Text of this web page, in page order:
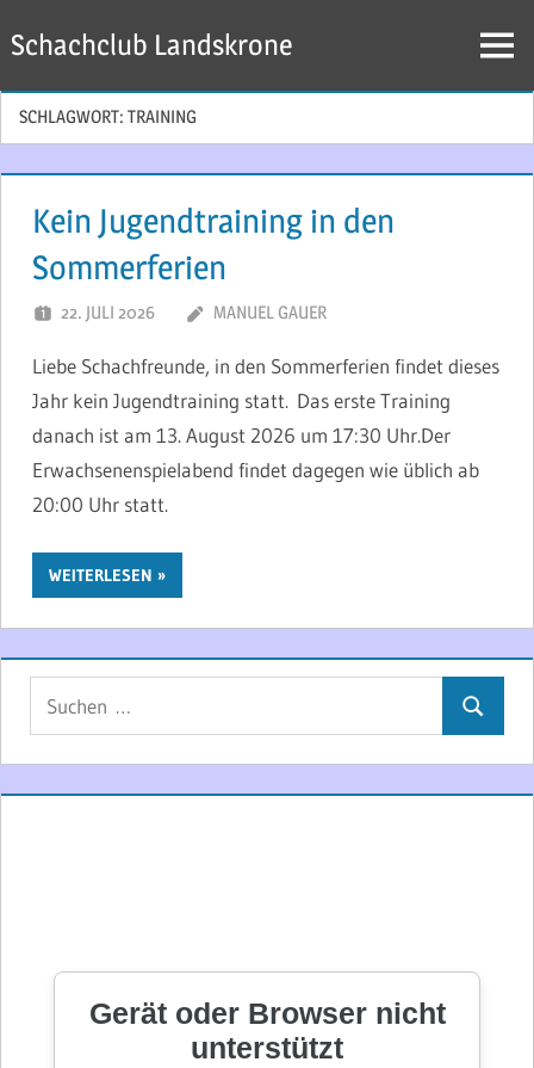
Inhalt
springen
Schachclub Landskrone Menü
SCHLAGWORT: TRAINING
Kein Jugendtraining in den
Sommerferien
22. JULI 2026 MANUEL GAUER
Liebe Schachfreunde, in den Sommerferien findet dieses
Jahr kein Jugendtraining statt. Das erste Training
danach ist am 13. August 2026 um 17:30 Uhr.Der
Erwachsenenspielabend findet dagegen wie üblich ab
20:00 Uhr statt.
WEITERLESEN
Suchen